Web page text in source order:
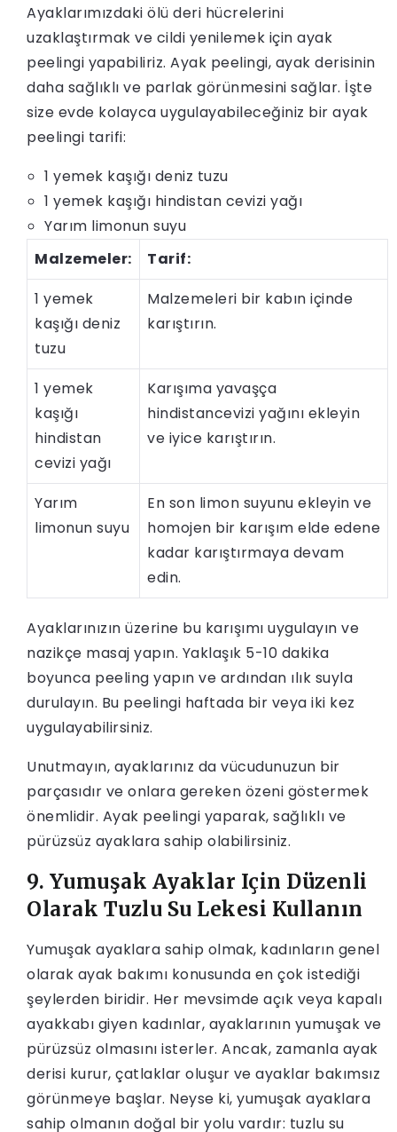
Ayaklarımızdaki ölü deri hücrelerini
uzaklaştırmak ve cildi yenilemek için ayak
peelingi yapabiliriz. Ayak peelingi, ayak derisinin
daha sağlıklı ve parlak görünmesini sağlar. İşte
size evde kolayca uygulayabileceğiniz bir ayak
peelingi tarifi:
1 yemek kaşığı deniz tuzu
1 yemek kaşığı hindistan cevizi yağı
Yarım limonun suyu
Malzemeler:
Tarif:
1 yemek
kaşığı deniz
tuzu
Malzemeleri bir kabın içinde
karıştırın.
1 yemek
kaşığı
hindistan
cevizi yağı
Karışıma yavaşça
hindistancevizi yağını ekleyin
ve iyice karıştırın.
Yarım
limonun suyu
En son limon suyunu ekleyin ve
homojen bir karışım elde edene
kadar karıştırmaya devam
edin.
Ayaklarınızın üzerine bu karışımı uygulayın ve
nazikçe masaj yapın. Yaklaşık 5-10 dakika
boyunca peeling yapın ve ardından ılık suyla
durulayın. Bu peelingi haftada bir veya iki kez
uygulayabilirsiniz.
Unutmayın, ayaklarınız da vücudunuzun bir
parçasıdır ve onlara gereken özeni göstermek
önemlidir. Ayak peelingi yaparak, sağlıklı ve
pürüzsüz ayaklara sahip olabilirsiniz.
9. Yumuşak Ayaklar Için Düzenli
Olarak Tuzlu Su Lekesi Kullanın
Yumuşak ayaklara sahip olmak, kadınların genel
olarak ayak bakımı konusunda en çok istediği
şeylerden biridir. Her mevsimde açık veya kapalı
ayakkabı giyen kadınlar, ayaklarının yumuşak ve
pürüzsüz olmasını isterler. Ancak, zamanla ayak
derisi kurur, çatlaklar oluşur ve ayaklar bakımsız
görünmeye başlar. Neyse ki, yumuşak ayaklara
sahip olmanın doğal bir yolu vardır: tuzlu su